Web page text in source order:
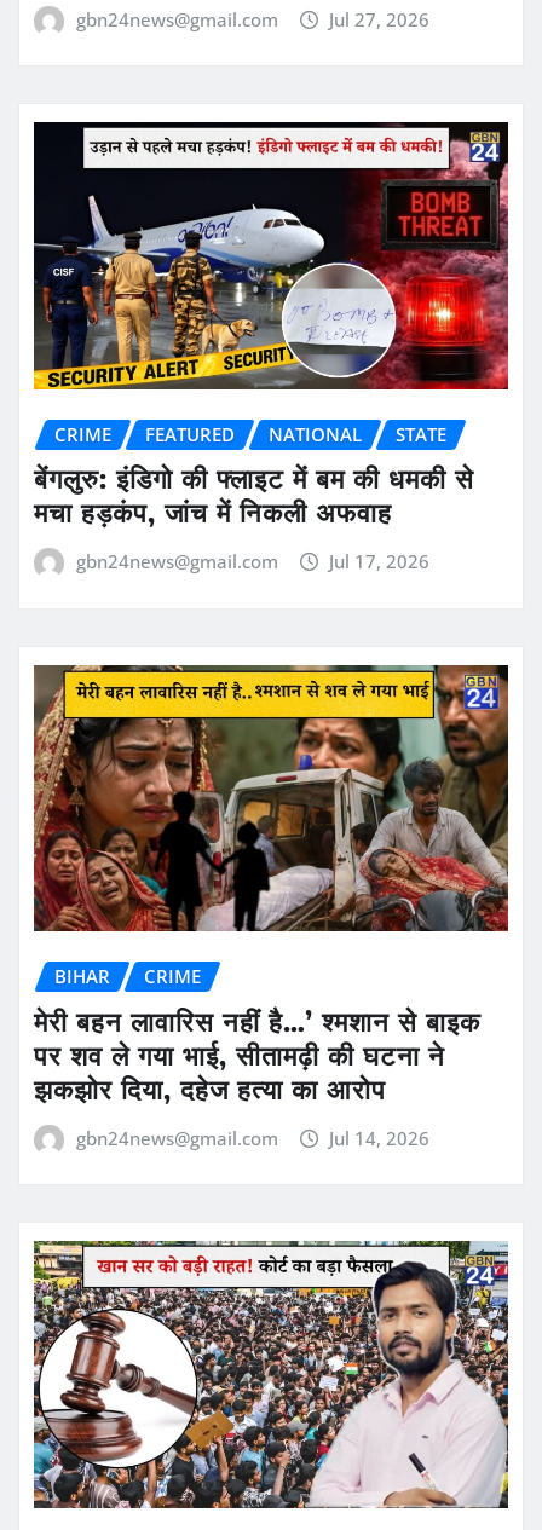
gbn24news@gmail.com Jul 27, 2026
CRIME FEATURED NATIONAL STATE
बेंगलुरु: इंडिगो की फ्लाइट में बम की धमकी से
मचा हड़कंप, जांच में निकली अफवाह
gbn24news@gmail.com Jul 17, 2026
BIHAR CRIME
मेरी बहन लावारिस नहीं है…’ श्मशान से बाइक
पर शव ले गया भाई, सीतामढ़ी की घटना ने
झकझोर दिया, दहेज हत्या का आरोप
gbn24news@gmail.com Jul 14, 2026